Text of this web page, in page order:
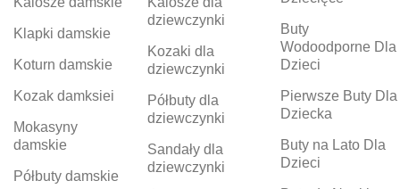
Klapki damskie
Koturn damskie
Kozak damksiei
Mokasyny
damskie
Półbuty damskie
dziewczynki
Kozaki dla
dziewczynki
Półbuty dla
dziewczynki
Sandały dla
dziewczynki
Buty
Wodoodporne Dla
Dzieci
Pierwsze Buty Dla
Dziecka
Buty na Lato Dla
Dzieci